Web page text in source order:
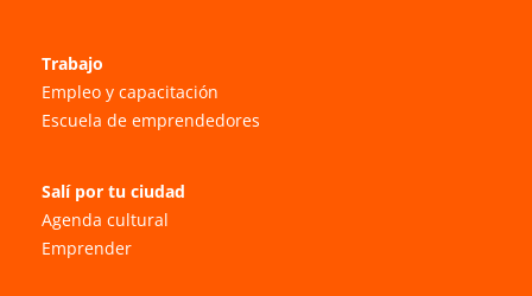
Trabajo
Empleo y capacitación
Escuela de emprendedores
Salí por tu ciudad
Agenda cultural
Emprender